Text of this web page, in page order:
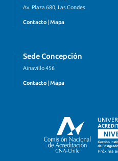
Av. Plaza 680, Las Condes
Contacto Mapa
Sede Concepción
Ainavillo 456
Contacto | Mapa